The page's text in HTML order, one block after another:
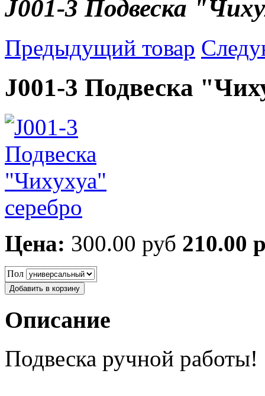
J001-3 Подвеска
Предыдущий товар
J001-3 Подвеска
Цена: 300.00 руб 210.00
Пол
Описание
Подвеска ручной работы!